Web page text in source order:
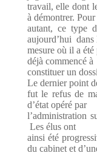
travail, elle dont
à démontrer. Pour
autant, ce type
aujourd’hui dans
mesure où il a été
déjà commencé à
constituer un
Le dernier point
fut le refus de
d’état opéré par
l’administration
Les élus ont
ainsi été
du cabinet et